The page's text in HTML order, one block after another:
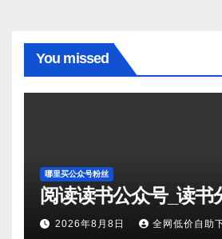
You missed
哪里买公众号粉丝
阅读读书公众号_读书
2026年8月8日 全网低价自助